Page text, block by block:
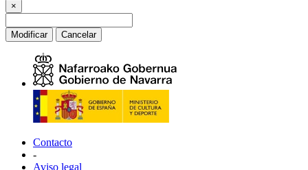
×
Modificar Cancelar
Contacto
-
Aviso legal